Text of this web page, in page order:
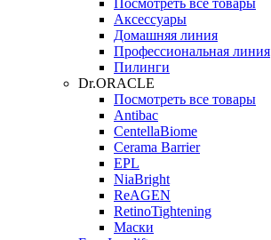
Посмотреть все товары
Аксессуары
Домашняя линия
Профессиональная линия
Пилинги
Dr.ORACLE
Посмотреть все товары
Antibac
CentellaBiome
Cerama Barrier
EPL
NiaBright
ReAGEN
RetinoTightening
Маски